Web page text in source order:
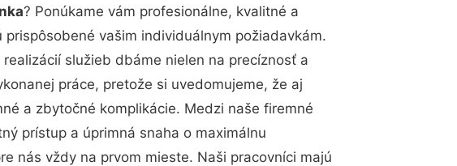
? Ponúkame vám profesionálne, kvalitné a
vašim individuálnym požiadavkám.
služieb dbáme nielen na precíznosť a
práce, pretože si uvedomujeme, že aj
a zbytočné komplikácie. Medzi naše firemné
prístup a úprimná snaha o maximálnu
nás vždy na prvom mieste. Naši pracovníci majú